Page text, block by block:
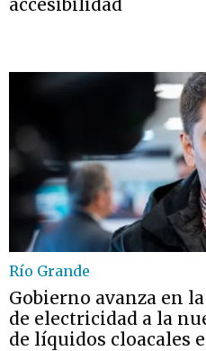
accesibilidad
Río Grande
Gobierno avanza en
de electricidad a la
de líquidos cloacales